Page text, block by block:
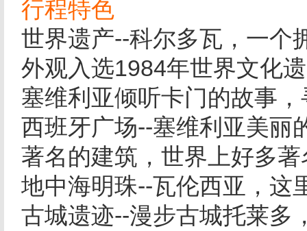
行程特色
世界遗产--科尔多瓦，一个
外观入选1984年世界文化
塞维利亚倾听卡门的故事
西班牙广场--塞维利亚美丽
著名的建筑，世界上好多
地中海明珠--瓦伦西亚，这
古城遗迹--漫步古城托莱多